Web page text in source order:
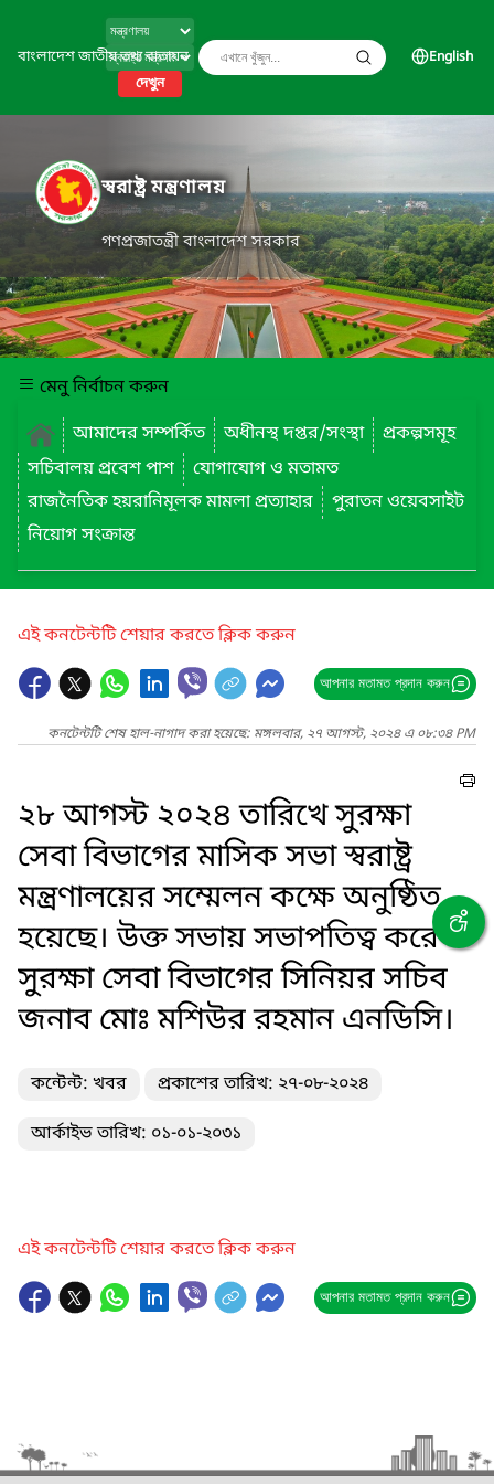
বাংলাদেশ জাতীয় তথ্য বাতায়ন
দেখুন
English
স্বরাষ্ট্র মন্ত্রণালয়
গণপ্রজাতন্ত্রী বাংলাদেশ সরকার
মেনু নির্বাচন করুন
আমাদের সম্পর্কিত
অধীনস্থ দপ্তর/সংস্থা
প্রকল্পসমূহ
সচিবালয় প্রবেশ পাশ
যোগাযোগ ও মতামত
রাজনৈতিক হয়রানিমূলক মামলা প্রত্যাহার
পুরাতন ওয়েবসাইট
নিয়োগ সংক্রান্ত
এই কনটেন্টটি শেয়ার করতে ক্লিক করুন
আপনার মতামত প্রদান করুন
কনটেন্টটি শেষ হাল-নাগাদ করা হয়েছে: মঙ্গলবার, ২৭ আগস্ট, ২০২৪ এ ০৮:৩৪ PM
২৮ আগস্ট ২০২৪ তারিখে সুরক্ষা
সেবা বিভাগের মাসিক সভা স্বরাষ্ট্র
মন্ত্রণালয়ের সম্মেলন কক্ষে অনুষ্ঠিত
হয়েছে। উক্ত সভায় সভাপতিত্ব করেন
সুরক্ষা সেবা বিভাগের সিনিয়র সচিব
জনাব মোঃ মশিউর রহমান এনডিসি।
কন্টেন্ট: খবর প্রকাশের তারিখ: ২৭-০৮-২০২৪
আর্কাইভ তারিখ: ০১-০১-২০৩১
এই কনটেন্টটি শেয়ার করতে ক্লিক করুন
আপনার মতামত প্রদান করুন